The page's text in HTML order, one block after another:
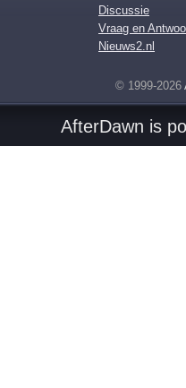
Discussie
Vraag en
Nieuws2.nl
© 1999-2026
AfterDawn is